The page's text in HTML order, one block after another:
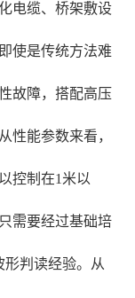
电缆、桥架敷设
使是传统方法难
故障，搭配高压
性能参数来看，
控制在1米以
需要经过基础培
判读经验。从